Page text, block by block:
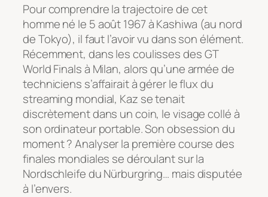
Pour comprendre la trajectoire de cet
homme né le 5 août 1967 à Kashiwa (au nord
de Tokyo), il faut l’avoir vu dans son élément.
Récemment, dans les coulisses desGT
World Finalsà Milan, alors qu’une armée de
techniciens s’affairait à gérer le flux du
streaming mondial, Kaz se tenait
discrètement dans un coin, le visage collé à
son ordinateur portable. Son obsession du
moment ? Analyser la première course des
finales mondiales se déroulant sur la
Nordschleife du Nürburgring… mais disputée
à l’envers.